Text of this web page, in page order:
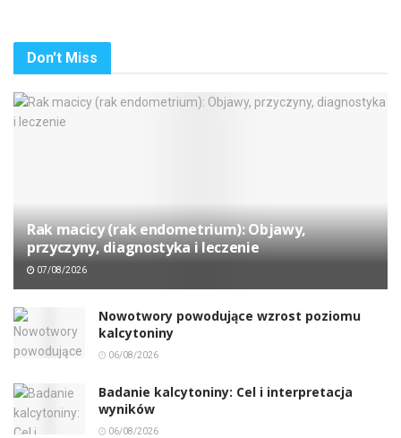
Don't Miss
Rak macicy (rak endometrium): Objawy,
przyczyny, diagnostyka i leczenie
07/08/2026
Nowotwory powodujące wzrost poziomu
kalcytoniny
06/08/2026
Badanie kalcytoniny: Cel i interpretacja
wyników
06/08/2026